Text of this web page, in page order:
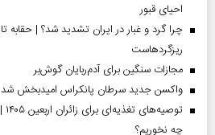
احیای قبور
چرا گرد و غبار در ایران تشدید شد؟ | حقابه
ریزگردهاست
مجازات سنگین برای آدم‌ربایان گوش‌بر
واکسن جدید سرطان پانکراس امیدبخش شد
چه نخوریم؟